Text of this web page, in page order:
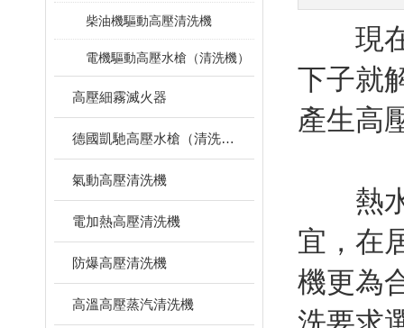
柴油機驅動高壓清洗機
電機驅動高壓水槍（清洗機）
高壓細霧滅火器
德國凱馳高壓水槍（清洗機）
氣動高壓清洗機
電加熱高壓清洗機
防爆高壓清洗機
高溫高壓蒸汽清洗機
現在
下子就
產生高
熱水
宜，在
機更為